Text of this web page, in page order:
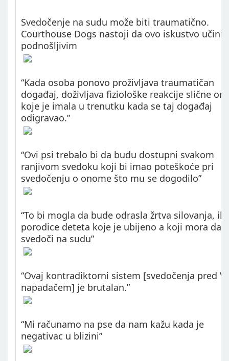
Svedočenje na sudu može biti traumatično.
Courthouse Dogs nastoji da ovo iskustvo učini
podnošljivim
“Kada osoba ponovo proživljava traumatičan
događaj, doživljava fiziološke reakcije slične
koje je imala u trenutku kada se taj događaj
odigravao.”
“Ovi psi trebalo bi da budu dostupni svakom
ranjivom svedoku koji bi imao poteškoće pri
svedočenju o onome što mu se dogodilo”
“To bi mogla da bude odrasla žrtva silovanja, ili
porodice deteta koje je ubijeno a koji mora da
svedoči na sudu”
“Ovaj kontradiktorni sistem [svedočenja pred
napadačem] je brutalan.”
“Mi računamo na pse da nam kažu kada je
negativac u blizini”